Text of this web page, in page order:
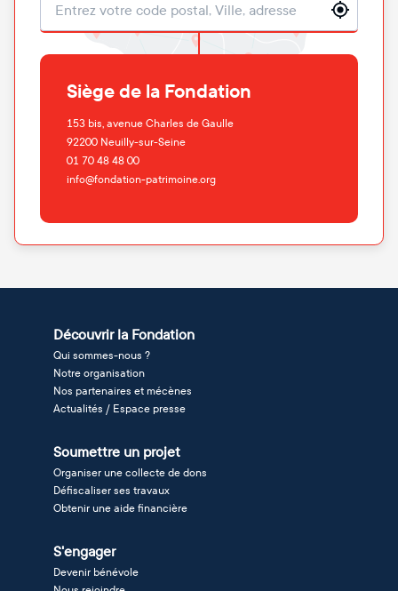
Localisation
Siège de la Fondation
153 bis, avenue Charles de Gaulle
92200 Neuilly-sur-Seine
01 70 48 48 00
info@fondation-patrimoine.org
Découvrir la Fondation
Qui sommes-nous ?
Notre organisation
Nos partenaires et mécènes
Actualités / Espace presse
Soumettre un projet
Organiser une collecte de dons
Défiscaliser ses travaux
Obtenir une aide financière
S'engager
Devenir bénévole